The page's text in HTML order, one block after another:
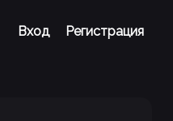
Вход Регистрация